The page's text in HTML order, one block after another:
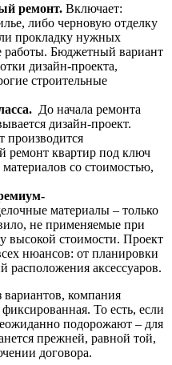
ремонт. Включает:
либо черновую отделку
прокладку нужных
Бюджетный вариант
дизайн-проекта,
строительные
До начала ремонта
дизайн-проект.
производится
ремонт квартир под ключ
материалов со стоимостью,
материалы – только
не применяемые при
высокой стоимости. Проект
нюансов: от планировки
расположения аксессуаров.
компания
фиксированная. То есть, если
подорожают – для
прежней, равной той,
договора.